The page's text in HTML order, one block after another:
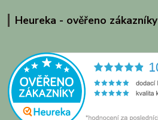
Heureka - ověřeno zákazníky